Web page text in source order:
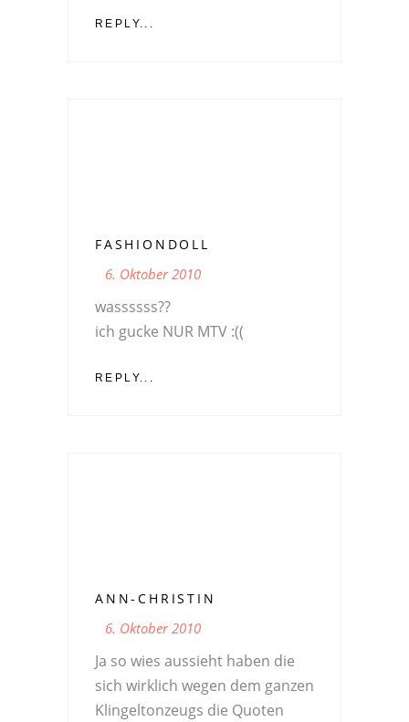
REPLY...
FASHIONDOLL
6. Oktober 2010
wassssss??
ich gucke NUR MTV :((
REPLY...
ANN-CHRISTIN
6. Oktober 2010
Ja so wies aussieht haben die
sich wirklich wegen dem ganzen
Klingeltonzeugs die Quoten